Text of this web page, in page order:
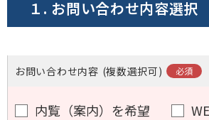
１. お問い合わせ内容選択
お問い合わせ内容 (複数選択可)
内覧（案内）を希望